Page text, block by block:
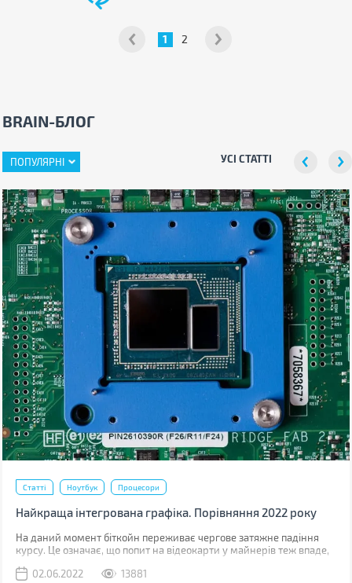
1 2
BRAIN-БЛОГ
ПОПУЛЯРНІ УСІ СТАТТІ
Статті Ноутбук Процесори
Найкраща інтегрована графіка. Порівняння 2022 року
На даний момент біткойн переживає чергове затяжне падіння
курсу. Це означає, що попит на відеокарти у майнерів теж впаде,
Знизяться й ціни на дискретну графіку. Навряд чи вони
02.06.2022 13881